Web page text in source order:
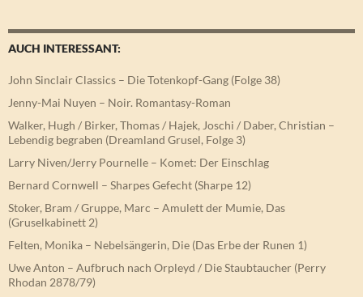
AUCH INTERESSANT:
John Sinclair Classics – Die Totenkopf-Gang (Folge 38)
Jenny-Mai Nuyen – Noir. Romantasy-Roman
Walker, Hugh / Birker, Thomas / Hajek, Joschi / Daber, Christian –
Lebendig begraben (Dreamland Grusel, Folge 3)
Larry Niven/Jerry Pournelle – Komet: Der Einschlag
Bernard Cornwell – Sharpes Gefecht (Sharpe 12)
Stoker, Bram / Gruppe, Marc – Amulett der Mumie, Das
(Gruselkabinett 2)
Felten, Monika – Nebelsängerin, Die (Das Erbe der Runen 1)
Uwe Anton – Aufbruch nach Orpleyd / Die Staubtaucher (Perry
Rhodan 2878/79)